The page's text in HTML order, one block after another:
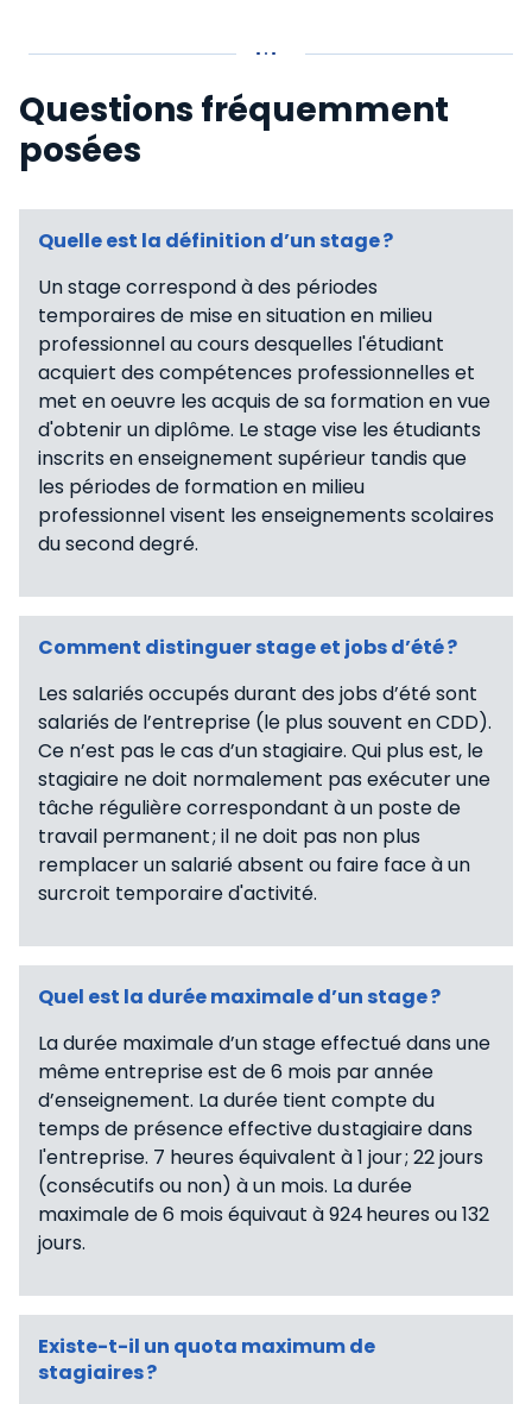
Questions fréquemment
posées
Quelle est la définition d’un stage ?
Un stage correspond à des périodes
temporaires de mise en situation en milieu
professionnel au cours desquelles l'étudiant
acquiert des compétences professionnelles et
met en oeuvre les acquis de sa formation en vue
d'obtenir un diplôme. Le stage vise les étudiants
inscrits en enseignement supérieur tandis que
les périodes de formation en milieu
professionnel visent les enseignements scolaires
du second degré.
Comment distinguer stage et jobs d’été ?
Les salariés occupés durant des jobs d’été sont
salariés de l’entreprise (le plus souvent en CDD).
Ce n’est pas le cas d’un stagiaire. Qui plus est, le
stagiaire ne doit normalement pas exécuter une
tâche régulière correspondant à un poste de
travail permanent ; il ne doit pas non plus
remplacer un salarié absent ou faire face à un
surcroit temporaire d'activité.
Quel est la durée maximale d’un stage ?
La durée maximale d’un stage effectué dans une
même entreprise est de 6 mois par année
d’enseignement. La durée tient compte du
temps de présence effective du stagiaire dans
l'entreprise. 7 heures équivalent à 1 jour ; 22 jours
(consécutifs ou non) à un mois. La durée
maximale de 6 mois équivaut à 924 heures ou 132
jours.
Existe-t-il un quota maximum de
stagiaires ?